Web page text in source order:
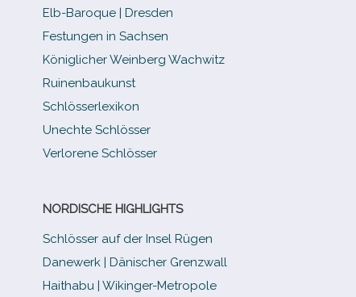
Elb-​Baroque | Dresden
Festungen in Sachsen
Königlicher Weinberg Wachwitz
Ruinenbaukunst
Schlösserlexikon
Unechte Schlösser
Verlorene Schlösser
NORDISCHE HIGHLIGHTS
Schlösser auf der Insel Rügen
Danewerk | Dänischer Grenzwall
Haithabu | Wikinger-Metropole